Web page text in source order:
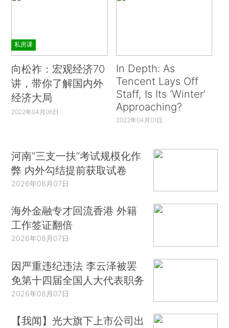
私房课
向松祚：宏观经济70
讲，带你了解国内外
经济大局
2022年04月06日
In Depth: As
Tencent Lays Off
Staff, Is Its ‘Winter’
Approaching?
2022年04月01日
河南“三支一扶”考试规模化作
弊 内外勾结提前获取试卷
2026年08月07日
海外金融专才回流香港 外籍
工作签证翻倍
2026年08月07日
因严重违纪违法 李云泽被罢
免第十四届全国人大代表职务
2026年08月07日
【我闻】光大旗下上市公司出